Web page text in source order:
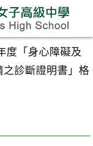
度「身心障礙及
診斷證明書」格